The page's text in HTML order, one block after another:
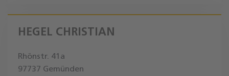
HEGEL CHRISTIAN
Rhönstr. 41a
97737 Gemünden